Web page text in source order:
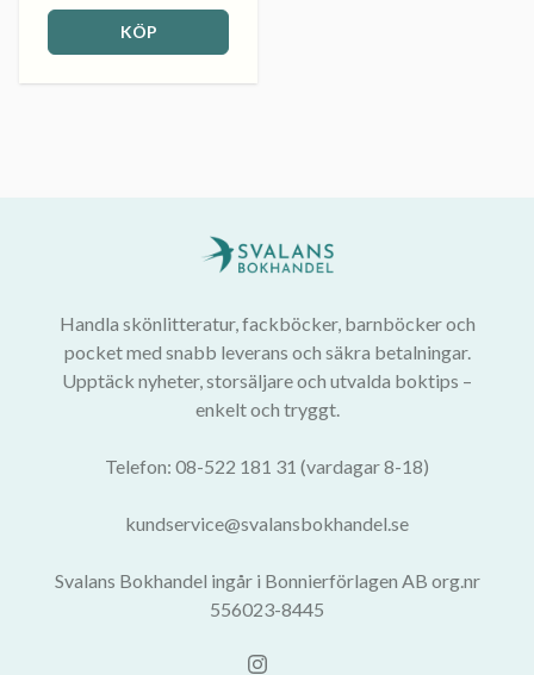
KÖP
Handla skönlitteratur, fackböcker, barnböcker och
pocket med snabb leverans och säkra betalningar.
Upptäck nyheter, storsäljare och utvalda boktips –
enkelt och tryggt.
Telefon: 08-522 181 31 (vardagar 8-18)
kundservice@svalansbokhandel.se
Svalans Bokhandel ingår i Bonnierförlagen AB org.nr
556023-8445